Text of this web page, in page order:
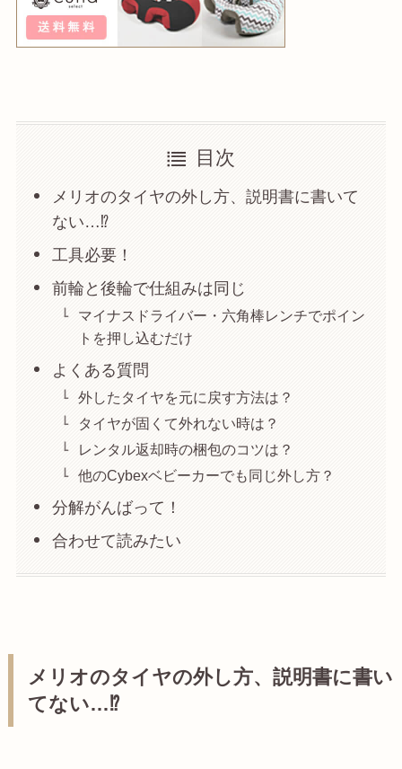
目次
メリオのタイヤの外し方、説明書に書いて
ない…⁉︎
工具必要！
前輪と後輪で仕組みは同じ
マイナスドライバー・六角棒レンチでポイン
トを押し込むだけ
よくある質問
外したタイヤを元に戻す方法は？
タイヤが固くて外れない時は？
レンタル返却時の梱包のコツは？
他のCybexベビーカーでも同じ外し方？
分解がんばって！
合わせて読みたい
メリオのタイヤの外し方、説明書に書い
てない…⁉︎